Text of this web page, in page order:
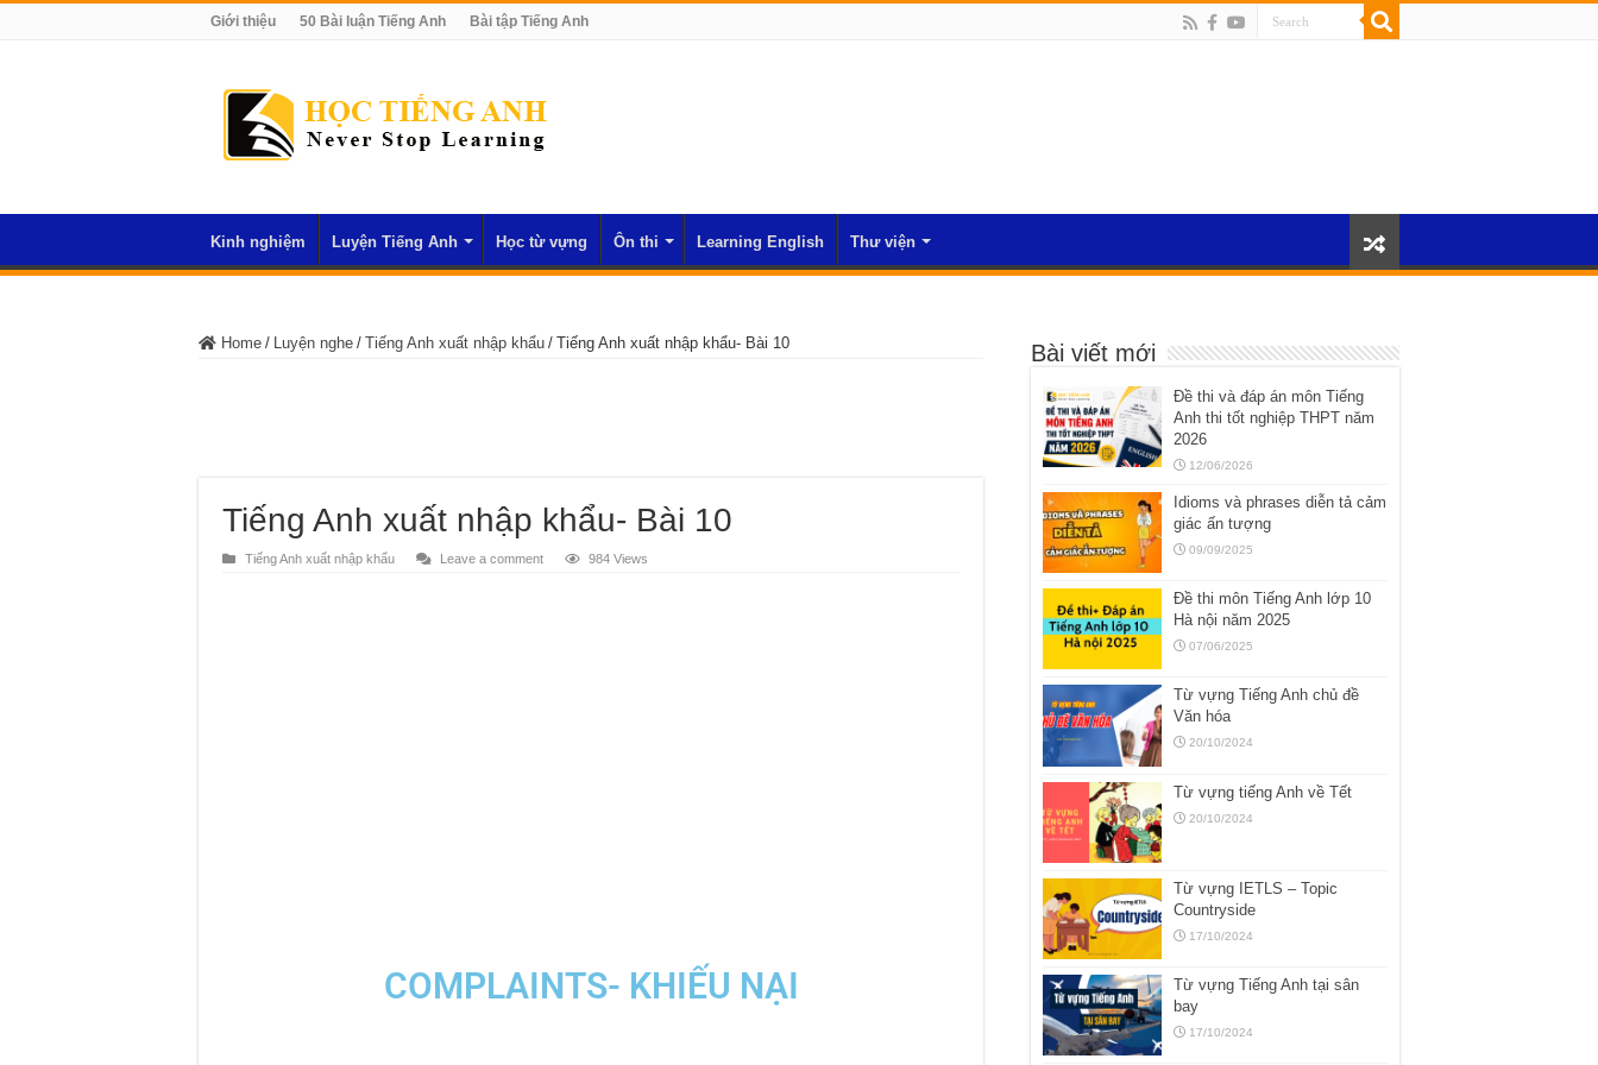
Giới thiệu 50 Bài luận Tiếng Anh Bài tập Tiếng Anh
Kinh nghiệm Luyện Tiếng Anh Học từ vựng Ôn thi Learning English Thư viện
Home / Luyện nghe / Tiếng Anh xuất nhập khẩu / Tiếng Anh xuất nhập khẩu- Bài 10
Tiếng Anh xuất nhập khẩu- Bài 10
Tiếng Anh xuất nhập khẩu Leave a comment 984 Views
COMPLAINTS- KHIẾU NẠI
Bài viết mới
Đề thi và đáp án môn Tiếng
Anh thi tốt nghiệp THPT năm
2026
12/06/2026
Idioms và phrases diễn tả cảm
giác ấn tượng
09/09/2025
Đề thi môn Tiếng Anh lớp 10
Hà nội năm 2025
07/06/2025
Từ vựng Tiếng Anh chủ đề
Văn hóa
20/10/2024
Từ vựng tiếng Anh về Tết
20/10/2024
Từ vựng IETLS – Topic
Countryside
17/10/2024
Từ vựng Tiếng Anh tại sân
bay
17/10/2024